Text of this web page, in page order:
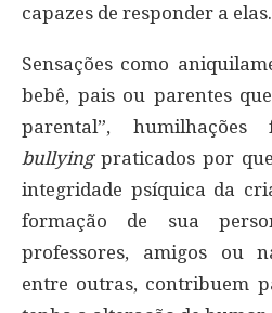
capazes de responder a elas.
Sensações como
bebê, pais ou parentes
parental”, humilhações
bullyingpraticados por
integridade psíquica da
formação de sua
professores, amigos ou
entre outras, contribuem